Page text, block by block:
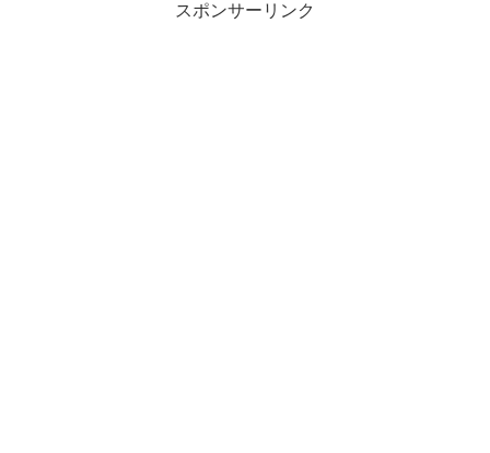
スポンサーリンク